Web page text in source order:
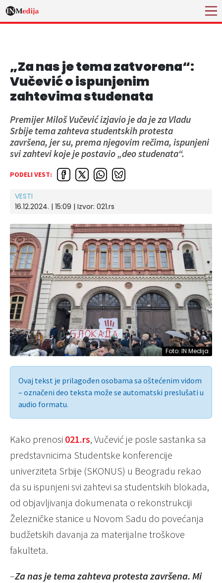
„Za nas je tema zatvorena“:
Vučević o ispunjenim
zahtevima studenata
Premijer Miloš Vučević izjavio je da je za Vladu
Srbije tema zahteva studentskih protesta
završena, jer su, prema njegovim rečima, ispunjeni
svi zahtevi koje je postavio „deo studenata“.
PODELI VEST:
VESTI
16.12.2024. | 15:09 | Izvor: 021.rs
Foto: IN Medija
Ovaj tekst je prilagođen osobama sa oštećenim vidom
– označeni deo teksta može se automatski preslušati u
audio formatu.
Kako prenosi 021.rs, Vučević je posle sastanka sa
predstavnicima Studentske konferencije
univerziteta Srbije (SKONUS) u Beogradu rekao
da su ispunjeni svi zahtevi sa studentskih blokada,
od objavljivanja dokumenata o rekonstrukciji
Železničke stanice u Novom Sadu do povećanja
budžetskih davanja za materijalne troškove
fakulteta.
–Za nas je tema zahteva protesta završena. Mi